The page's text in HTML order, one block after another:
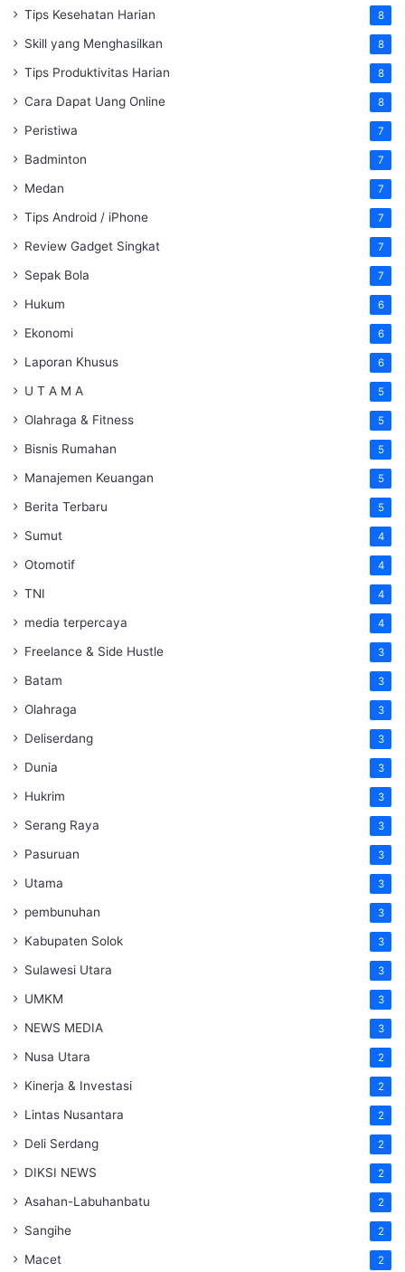
Tips Kesehatan Harian 8
Skill yang Menghasilkan 8
Tips Produktivitas Harian 8
Cara Dapat Uang Online 8
Peristiwa 7
Badminton 7
Medan 7
Tips Android / iPhone 7
Review Gadget Singkat 7
Sepak Bola 7
Hukum 6
Ekonomi 6
Laporan Khusus 6
U T A M A 5
Olahraga & Fitness 5
Bisnis Rumahan 5
Manajemen Keuangan 5
Berita Terbaru 5
Sumut 4
Otomotif 4
TNI 4
media terpercaya 4
Freelance & Side Hustle 3
Batam 3
Olahraga 3
Deliserdang 3
Dunia 3
Hukrim 3
Serang Raya 3
Pasuruan 3
Utama 3
pembunuhan 3
Kabupaten Solok 3
Sulawesi Utara 3
UMKM 3
NEWS MEDIA 3
Nusa Utara 2
Kinerja & Investasi 2
Lintas Nusantara 2
Deli Serdang 2
DIKSI NEWS 2
Asahan-Labuhanbatu 2
Sangihe 2
Macet 2